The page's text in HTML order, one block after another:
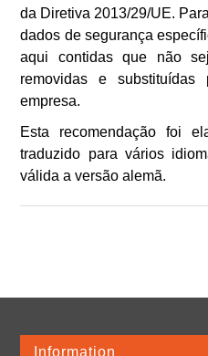
da Diretiva 2013/29/UE.
dados de segurança
aqui contidas que não
removidas e
empresa.
Esta recomendação foi
traduzido para vários
válida a versão alemã.
Information